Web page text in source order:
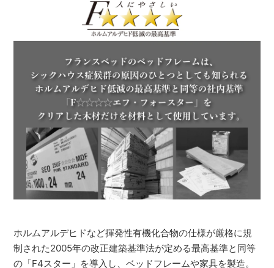
ホルムアルデヒドなど揮発性有機化合物の仕様が厳格に規
制された2005年の改正建築基準法が定める最高基準と同等
の「F4スター」を導入し、ベッドフレームや家具を製造。